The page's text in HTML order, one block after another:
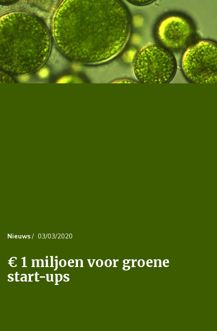
Nieuws/ 03/03/2020
€ 1 miljoen voor groene
start-ups